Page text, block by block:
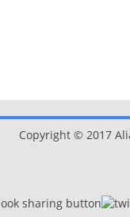
Copyright © 2017